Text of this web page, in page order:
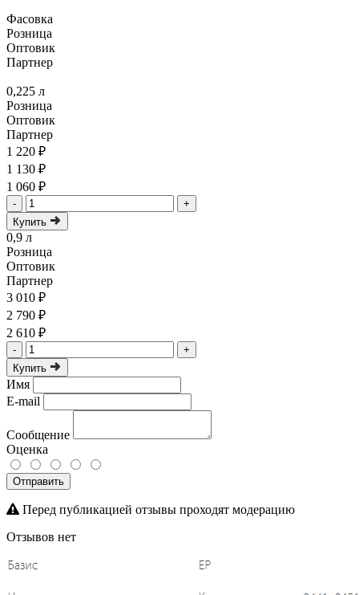
Фасовка
Розница
Оптовик
Партнер
0,225 л
Розница
Оптовик
Партнер
1 220 ₽
1 130 ₽
1 060 ₽
-
+
Купить
0,9 л
Розница
Оптовик
Партнер
3 010 ₽
2 790 ₽
2 610 ₽
-
+
Купить
Имя
E-mail
Сообщение
Оценка
Отправить
Перед публикацией отзывы проходят модерацию
Отзывов нет